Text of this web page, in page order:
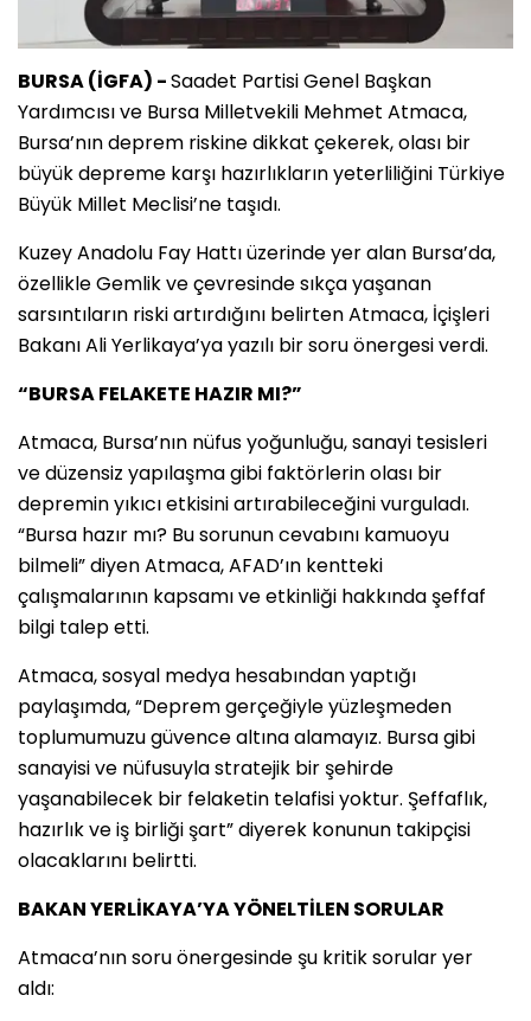
BURSA (İGFA) -Saadet Partisi Genel Başkan
Yardımcısı ve Bursa Milletvekili Mehmet Atmaca,
Bursa’nın deprem riskine dikkat çekerek, olası bir
büyük depreme karşı hazırlıkların yeterliliğini Türkiye
Büyük Millet Meclisi’ne taşıdı.
Kuzey Anadolu Fay Hattı üzerinde yer alan Bursa’da,
özellikle Gemlik ve çevresinde sıkça yaşanan
sarsıntıların riski artırdığını belirten Atmaca, İçişleri
Bakanı Ali Yerlikaya’ya yazılı bir soru önergesi verdi.
“BURSA FELAKETE HAZIR MI?”
Atmaca, Bursa’nın nüfus yoğunluğu, sanayi tesisleri
ve düzensiz yapılaşma gibi faktörlerin olası bir
depremin yıkıcı etkisini artırabileceğini vurguladı.
“Bursa hazır mı? Bu sorunun cevabını kamuoyu
bilmeli” diyen Atmaca, AFAD’ın kentteki
çalışmalarının kapsamı ve etkinliği hakkında şeffaf
bilgi talep etti.
Atmaca, sosyal medya hesabından yaptığı
paylaşımda, “Deprem gerçeğiyle yüzleşmeden
toplumumuzu güvence altına alamayız. Bursa gibi
sanayisi ve nüfusuyla stratejik bir şehirde
yaşanabilecek bir felaketin telafisi yoktur. Şeffaflık,
hazırlık ve iş birliği şart” diyerek konunun takipçisi
olacaklarını belirtti.
BAKAN YERLİKAYA’YA YÖNELTİLEN SORULAR
Atmaca’nın soru önergesinde şu kritik sorular yer
aldı: